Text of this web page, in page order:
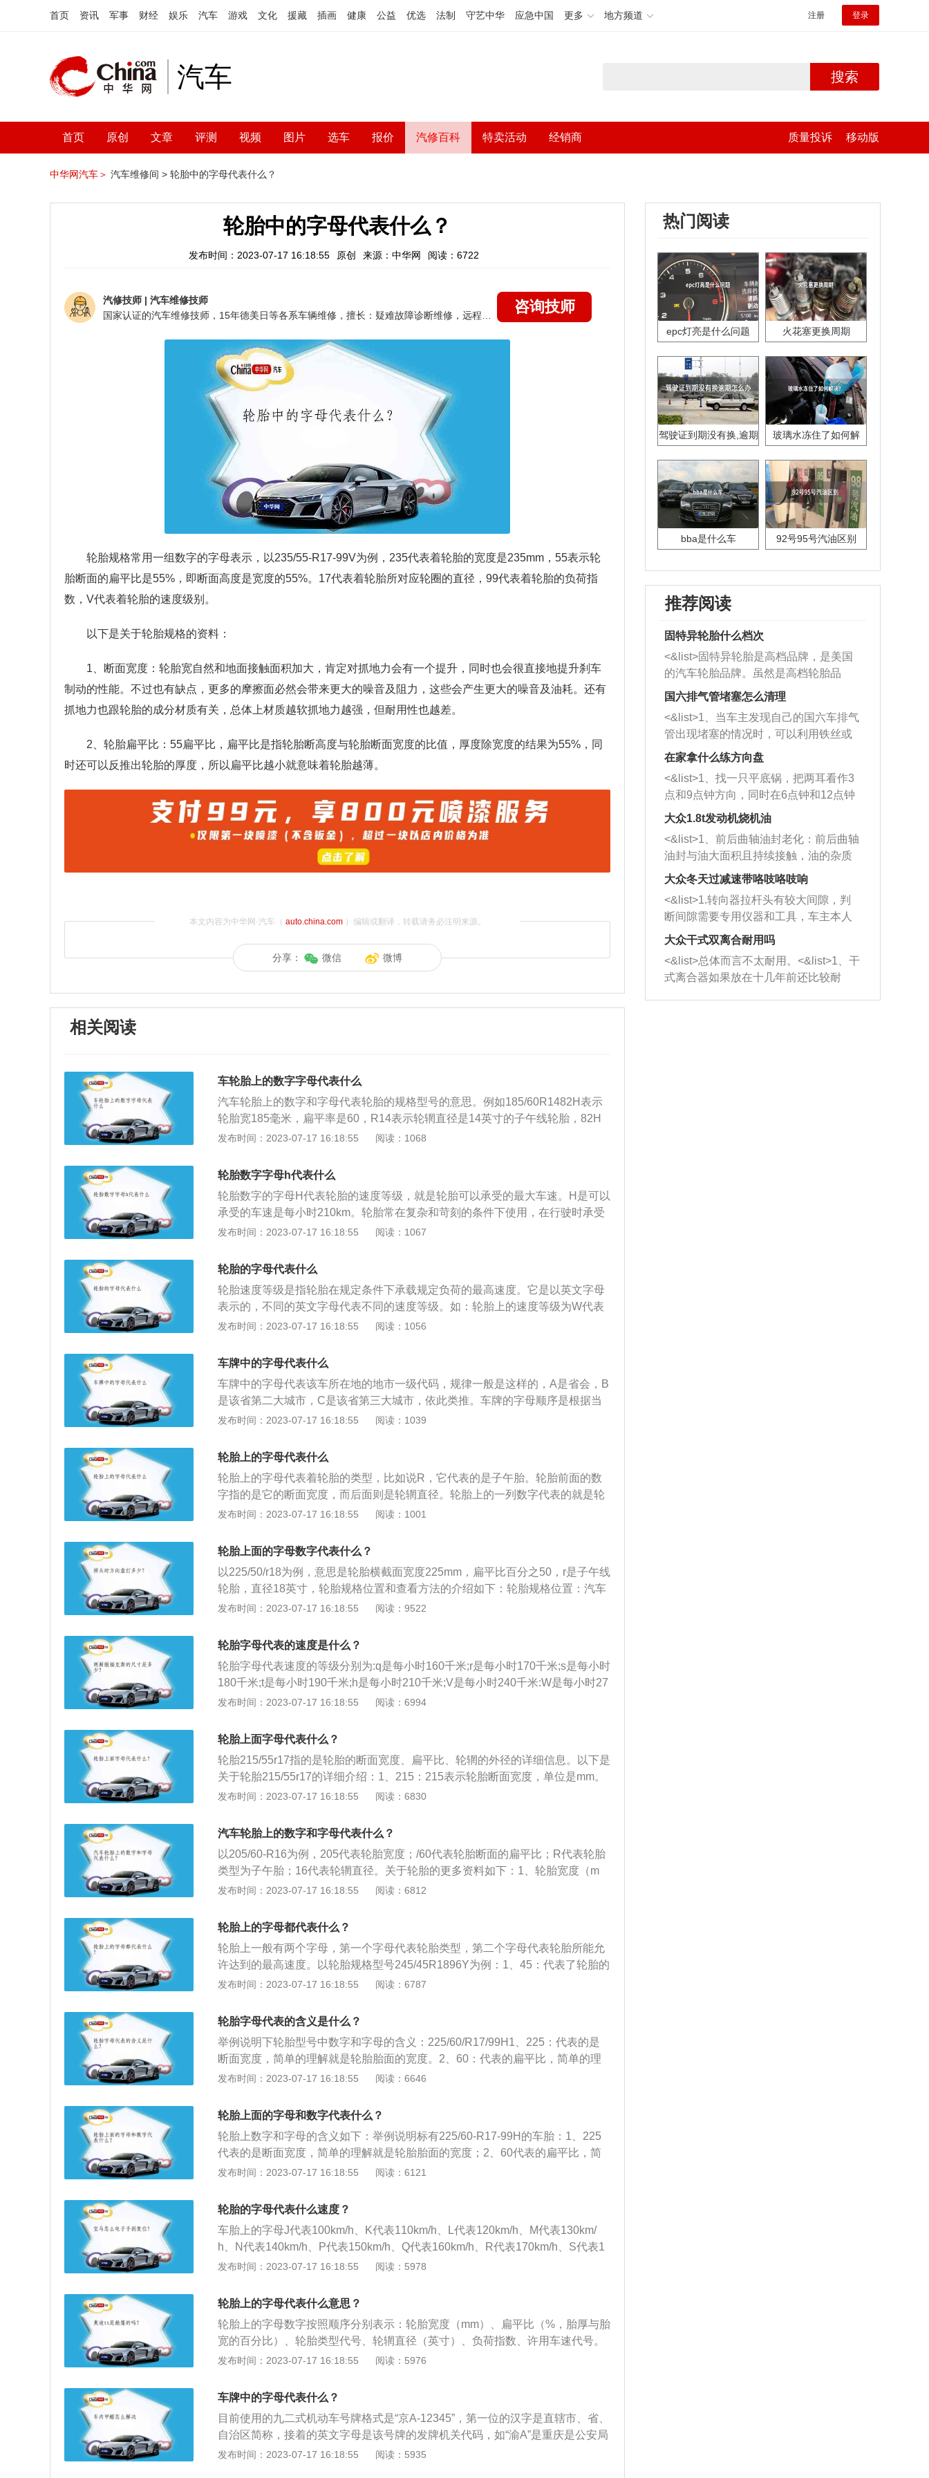
首页 资讯 军事 财经 娱乐 汽车 游戏 文化 援藏 插画 健康 公益 优选 法制 守艺中华 应急中国 更多 地方频道 注册 登录
汽车 搜索
首页 原创 文章 评测 视频 图片 选车 报价 汽修百科 特卖活动 经销商 质量投诉 移动版
中华网汽车＞ 汽车维修间 > 轮胎中的字母代表什么？
轮胎中的字母代表什么？
发布时间：2023-07-17 16:18:55 原创 来源：中华网 阅读：6722
汽修技师 | 汽车维修技师
咨询技师
轮胎规格常用一组数字的字母表示，以235/55-R17-99V为例，235代表着轮胎的宽度是235mm，55表示轮
胎断面的扁平比是55%，即断面高度是宽度的55%。17代表着轮胎所对应轮圈的直径，99代表着轮胎的负荷指
数，V代表着轮胎的速度级别。
以下是关于轮胎规格的资料：
1、断面宽度：轮胎宽自然和地面接触面积加大，肯定对抓地力会有一个提升，同时也会很直接地提升刹车
制动的性能。不过也有缺点，更多的摩擦面必然会带来更大的噪音及阻力，这些会产生更大的噪音及油耗。还有
抓地力也跟轮胎的成分材质有关，总体上材质越软抓地力越强，但耐用性也越差。
2、轮胎扁平比：55扁平比，扁平比是指轮胎断高度与轮胎断面宽度的比值，厚度除宽度的结果为55%，同
时还可以反推出轮胎的厚度，所以扁平比越小就意味着轮胎越薄。
本文内容为中华网·汽车（ auto.china.com）编辑或翻译，转载请务必注明来源。
分享： 微信 微博
相关阅读
车轮胎上的数字字母代表什么
汽车轮胎上的数字和字母代表轮胎的规格型号的意思。例如185/60R1482H表示
轮胎宽185毫米，扁平率是60，R14表示轮辋直径是14英寸的子午线轮胎，82H
表示最大荷重能力是475千克，最高速度为210KM/H。汽车轮胎上的数字分别代
寸），单位为英寸；4.载重系数。汽车轮胎上的字母分别代表有：轮胎种类，X指
的是高压胎；R、Z指的是子午胎；速度标识，如P150km/h，S180km/h，T190k
m/h，H210km/h汽车轮胎美容保养的7个常识：1、先散热后充气。车辆停驶后，
须等轮胎散热后再充气，因车辆行驶时，轮胎温度上升，对气压有影响。2、充
气要注意清洁。充入的空气不能含有水分和油液，以防胎内橡胶变质损坏。3、
4、查气门嘴。气门嘴和气门芯如果配合不平整，有凸出凹进的现象及其它缺
陷，都不便充气和量气压。5、检查是否漏气。充气前，应将气门嘴上的灰尘擦
净，不要松动气门芯，充气完毕后，应用肥皂泡沫水涂在气门嘴上，检查是否漏
出不能充气而过多地充气，如超标准过多会促使帘线过分伸张，影响轮胎的使用
服务，汽车轮胎上光是专业汽车美容店的一个项目，涂上轮胎上光剂的轮胎能够
可以棒轮胎恢复光亮，干净漂亮。
发布时间：2023-07-17 16:18:55 阅读：1068
轮胎数字字母h代表什么
轮胎数字的字母H代表轮胎的速度等级，就是轮胎可以承受的最大车速。H是可以
承受的车速是每小时210km。轮胎常在复杂和苛刻的条件下使用，在行驶时承受
着各种变形、负荷、力以及高低温作用，因此必须具有较高的承载性能、牵引性
与生热性。轮胎速度级别从A1-A8、B、C、D、E、F、G、H、J、K、L、M、
N、P、Q、S、T、U、V、W、Y、ZR共有30种。一般主要用字母A到Z来进行代
表从4.8公里每小时到300公里每小时之间的认证速度等级。汽车轮胎速度级别主
要是一个对应于轮胎所支持的最大速度的具体数字。轮胎保养的方法。1、做好
四轮定位和轮胎换位：每行进10000公里后进行一次四轮定位和轮胎换位。2、经
少轮胎使用寿命。3、时刻注意轮胎上标记线：轮胎磨损标记位于轮胎各条主排
水槽内，是一个截面为梯形的橡胶凸台。当轮胎花纹磨损至与磨损标记齐平时，
必须把轮胎更换掉。4、经常检查轮胎状况：时常检查轮胎及早发现轮胎是否有
意检查轮胎胎面及轮胎边缘的磨损。
发布时间：2023-07-17 16:18:55 阅读：1067
轮胎的字母代表什么
轮胎速度等级是指轮胎在规定条件下承载规定负荷的最高速度。它是以英文字母
表示的，不同的英文字母代表不同的速度等级。如：轮胎上的速度等级为W代表
的是270KM/h，V代表的是240KM/h，H代表的是210KM/h，Y代表的是300KM/
也是有所不同的，同样尺寸规格的轮胎，W标识轮胎肯定是比V更贵的，毕竟它
的负荷能力是比轮胎V更强的。轮胎在高速滚动的时候，会因为挤压、变形而产
生热量，所以更高级别的W标识轮胎自然是有更优异的耐抗性。那么为了达到这
种效果，在轮胎的胎肩和花纹上都会作出增强，从而降低轮胎产生形变的可能
性，而且轮胎的湿地抓地性能也是有所提升的。
发布时间：2023-07-17 16:18:55 阅读：1056
车牌中的字母代表什么
车牌中的字母代表该车所在地的地市一级代码，规律一般是这样的，A是省会，B
是该省第二大城市，C是该省第三大城市，依此类推。车牌的字母顺序是根据当
时的城市规模和经济水平，不仅要根据经济安排，还要综合考虑行政区域、总人
公安局车辆管理所发牌代码、湘O是湖南省公安厅直属车辆管理所发牌代码等。
车牌后五位主要是以数字为主。当汽车所在的城市上牌的数量达到数字的限制之
后，在车牌上就会使用字母表示。当汽车的车牌后面有字母表示时，说明这个城
市的汽车保有量比较大。阿拉伯数字从0-9共十位，英文字母从A-Z共26位，L和O
一般避而不用，主要是为了防止和数字中的1和0混淆。北汽车牌的缩写并不完全
始，在用完当前字母中的所有数字后，将使用新的英文字母。具体代表如下：
1、A，B为出租车；2、C，E，F，G（郊区县，0、1、2、房山区，A，K，L通
州区，B，M门头沟区，C，N，P顺义区，D，QE，怀柔区，R，密云县，F，
奥车；4、V：军事委员会特别；5、Y：郊区县。
发布时间：2023-07-17 16:18:55 阅读：1039
轮胎上的字母代表什么
轮胎上的字母代表着轮胎的类型，比如说R，它代表的是子午胎。轮胎前面的数
字指的是它的断面宽度，而后面则是轮辋直径。轮胎上的一列数字代表的就是轮
胎的速度等级了，看这个数字就可以清楚的知道车子被允许行驶的最快速度是多
子的载重指数，其中前一个数字就是车子的载重指数，后一位数则代表车子能够
承受的最大重量。也可以在轮胎的侧面看出汽车的轮胎负荷指数和气压，并以此
数据来控制胎压。每一个轮胎还有其单条轮胎的最大承重质量，以及冷却状态下
的最大压力值（轮胎充气时不能超过这个胎压极限）。以上就是有关轮胎上的字
母代表标识，所以在购买轮胎时也可以看看轮胎上的标识，有助于选购。
发布时间：2023-07-17 16:18:55 阅读：1001
轮胎上面的字母数字代表什么？
以225/50/r18为例，意思是轮胎横截面宽度225mm，扁平比百分之50，r是子午线
轮胎，直径18英寸，轮胎规格位置和查看方法的介绍如下：轮胎规格位置：汽车
原配轮胎尺寸可以从车主手册、左前车门边框、储物箱门或者油箱盖上查到，也
件之一，其直接与路面接触，保证汽车有良好的乘坐舒适性和行驶平顺性，并保
证车轮和路面有良好的附着性，从而提高汽车的牵引性、制动性和通过性。
发布时间：2023-07-17 16:18:55 阅读：9522
轮胎字母代表的速度是什么？
轮胎字母代表速度的等级分别为:q是每小时160千米;r是每小时170千米;s是每小时
180千米;t是每小时190千米;h是每小时210千米;V是每小时240千米:W是每小时27
0千米;y是每小时300千米;z是z速度高于每小时240千米。以下是拓展资料：1、轮
力,保证车轮与路面的附着力;（3）减轻和吸收汽车行驶时的震动和冲击力,避免汽
车零部件受到剧烈震动和早期损坏;（4）适应车辆的高速性能。2、轮胎保养的方
法：（1）检查所有轮胎的胎压是否正常;（2）定期调换轮胎位置,使轮胎磨耗均
匀化,防止轮胎磨损;（3）减少急刹车以及突然加速。
发布时间：2023-07-17 16:18:55 阅读：6994
轮胎上面字母代表什么？
轮胎215/55r17指的是轮胎的断面宽度、扁平比、轮辋的外径的详细信息。以下是
关于轮胎215/55r17的详细介绍：1、215：215表示轮胎断面宽度，单位是mm。
2、55：55是扁平比，即轮胎胎壁高度和轮胎断面宽度的比例，55代表百分之5
径，单位是英寸。5、其它内容：轮胎的胎壁上标有箭头或OUTERSIDE字样，其
表示轮胎的转动方向；胎壁上画有一个小雨伞标志，就表明这种轮胎适合于在雨
天或湿滑路面上行驶。有的轮胎还含有其他的字母或符号，是有特殊含义，“X”表
示高压胎、“C”表示加强型、“B”表示斜交胎、“一”表示低压胎。
发布时间：2023-07-17 16:18:55 阅读：6830
汽车轮胎上的数字和字母代表什么？
以205/60-R16为例，205代表轮胎宽度；/60代表轮胎断面的扁平比；R代表轮胎
类型为子午胎；16代表轮辋直径。关于轮胎的更多资料如下：1、轮胎宽度（m
m）。轮胎越宽与地的接触面积就越大，相应就更容易耗油，但也有更好的抓地
比）。扁平比是影响车辆对路面的反应灵敏度的主要因素。一般操控性能见长的
车型多用扁平比低的轮胎；舒适性见长的车型和越野车型多使用扁平比高的轮
胎。3、轮胎类型代号。常见的表示有“X”高压胎，“R”、“Z”子午胎，“一”低压胎等
等。市场上的轿车一般采用子午线轮胎。4、轮辋直径（英寸）。此指标为轮胎
配用钢圈的尺寸。
发布时间：2023-07-17 16:18:55 阅读：6812
轮胎上的字母都代表什么？
轮胎上一般有两个字母，第一个字母代表轮胎类型，第二个字母代表轮胎所能允
许达到的最高速度。以轮胎规格型号245/45R1896Y为例：1、45：代表了轮胎的
扁平比，这个数值一般在30-80之间，数值越低，证明胎壁越薄。2、R：表示轮
表示轮胎适用的轮毂尺寸，上面的18表示，此轮胎适用于直径为18的轮毂。4、9
6：代表一条轮胎所能承受的最大负荷。数值越大，轮胎所能承受的负荷也就越
大。5、Y：所谓的速度等级，是轮胎所能允许达到的最高速度，不同的数字代表
着不同的速度级别，若超过轮胎的最高速度可能会带来爆胎等危险。
发布时间：2023-07-17 16:18:55 阅读：6787
轮胎字母代表的含义是什么？
举例说明下轮胎型号中数字和字母的含义：225/60/R17/99H1、225：代表的是
断面宽度，简单的理解就是轮胎胎面的宽度。2、60：代表的扁平比，简单的理
解就是轮胎胎壁的高度。3、R：代表的是轮胎类型代号，R是子午线轮胎。4、1
胎的载重指数，就是轮胎可以承受最大重量。99是可以承受的重量是775KG。
6、H：代表的是轮胎的速度等级，就是轮胎可以承受的最大车速。H是可以承受
的车速是210KM/H。
发布时间：2023-07-17 16:18:55 阅读：6646
轮胎上面的字母和数字代表什么？
轮胎上数字和字母的含义如下：举例说明标有225/60-R17-99H的车胎：1、225
代表的是断面宽度，简单的理解就是轮胎胎面的宽度；2、60代表的扁平比，简
单的理解就是轮胎胎壁的高度；3、R代表的是轮胎类型代号，R是子午线轮胎；
胎的载重指数，就是轮胎可以承受最大重量，99可以承受的最大重量是775KG；
6、H代表的是轮胎的速度等级，就是轮胎可以承受的最大车速，H可以承受的最
大车速是210KM/H。
发布时间：2023-07-17 16:18:55 阅读：6121
轮胎的字母代表什么速度？
车胎上的字母J代表100km/h、K代表110km/h、L代表120km/h、M代表130km/
h、N代表140km/h、P代表150km/h、Q代表160km/h、R代表170km/h、S代表1
80km/h。以下是对轮胎的具体介绍：1、轮胎上T、U、H、V、Y，分别代指的是
R代表超过240km/公里。2、轮胎主要是由高分子复合材料构成，温度升高会加
速橡胶老化。3、汽车高速行驶时，会使整个轮胎的温度升高，从而导致胎面磨
损加剧。4、轮胎都有其设计的临界速度，当高速行驶达到这一速度时，轮胎就
会出现“驻波”现象，这就是该轮胎的“临界速度”，如果在此条件下继续使用，轮胎
则会有发生爆裂的危险。
发布时间：2023-07-17 16:18:55 阅读：5978
轮胎上的字母代表什么意思？
轮胎上的字母数字按照顺序分别表示：轮胎宽度（mm）、扁平比（%，胎厚与胎
宽的百分比）、轮胎类型代号、轮辋直径（英寸）、负荷指数、许用车速代号。
具体介绍如下：1、轮胎宽度（mm）：轮胎越宽，与地的接触面积就越大，相应
面的扁平比（%，胎厚与胎宽的百分比）：扁平比是影响车辆对路面的反应灵敏
度的主要因素。一般来说以操控性能见长的车型，多用扁平比低的轮胎。以舒适
性见长的车型和越野车型，则多使用扁平比高的轮胎。3、轮胎类型代号：常见
的表示有“X”高压胎，“R”、“Z”子午胎，“一”低压胎等等。市场上的轿车一般采用
子午线轮胎。4、轮辋直径（英寸）：此指标为轮胎配用钢圈的尺寸。5、负荷指
发布时间：2023-07-17 16:18:55 阅读：5976
车牌中的字母代表什么？
目前使用的九二式机动车号牌格式是“京A-12345”，第一位的汉字是直辖市、省、
自治区简称，接着的英文字母是该号牌的发牌机关代码，如“渝A”是重庆是公安局
直属车辆管理所发牌代码，“粤B”是广东省深圳市公安局车辆管理所发牌代
发布时间：2023-07-17 16:18:55 阅读：5935
热门阅读
epc灯亮是什么问题 火花塞更换周期
驾驶证到期没有换,逾期
玻璃水冻住了如何解
bba是什么车 92号95号汽油区别
推荐阅读
固特异轮胎什么档次
<&list>固特异轮胎是高档品牌，是美国
的汽车轮胎品牌。虽然是高档轮胎品
牌，但是中高低端的轮胎都有生产，这
也是为了更好的开拓市场。
国六排气管堵塞怎么清理
<&list>1、当车主发现自己的国六车排气
管出现堵塞的情况时，可以利用铁丝或
者是细棍，直接将杂物给取出来，如果
堵塞情况比较严重，也可以采取应急措
施。 <&list>2、直接利用木棍将所有的
杂物推到排气管里面的位置处，然后将
三元催化器拆解开，就可以将堵塞的东
西取出来。但如果是因为积碳过多引起
的堵塞，就需要将三元催化器泡在草酸
洗剂对堵塞的情况得到解决，将清洗剂
放在燃油箱中，与燃油混合后，车辆启
动时，就可以和汽油一起进入到燃烧
室，最后形成废气排出，就可以让三元
催化器得到清洗，排气管堵塞的情况就
能够得到解决。
在家拿什么练方向盘
<&list>1、找一只平底锅，把两耳看作3
点和9点钟方向，同时在6点钟和12点钟
方向做一个标记。 <&list>2、双手握住
一圈半的练习，往右同样也要打相同的
圈数。 <&list>3、最后强调要反复练
习，这样就可以形成肌肉记忆，在真实
驾驶车辆时，不需要记忆也能打好方
向。
大众1.8t发动机烧机油
<&list>1、前后曲轴油封老化：前后曲轴
油封与油大面积且持续接触，油的杂质
和发动机内持续温度变化使其密封效果
逐渐减弱，导致渗油或漏油。<&list>2、
活塞间隙过大：积碳会使活塞环与缸体
的间隙扩大，导致机油流入燃烧室中，
造成烧机油。<&list>3、机油粘度。使用
机油粘度过小的话，同样会有烧机油现
象，机油粘度过小具有很好的流动性，
大众冬天过减速带咯吱咯吱响
<&list>1.转向器拉杆头有较大间隙，判
断间隙需要专用仪器和工具，车主本人
无法制作，需要将车辆送到修理厂或4s
店；<&list>2.车辆半轴套管防尘罩破
裂，破裂后会出现漏油现象，使半轴磨
损严重，磨损的半轴容易损坏，产生异
响；<&list>3.稳定器的转向胶套和球头
大众干式双离合耐用吗
<&list>总体而言不太耐用。<&list>1、干
式离合器如果放在十几年前还比较耐